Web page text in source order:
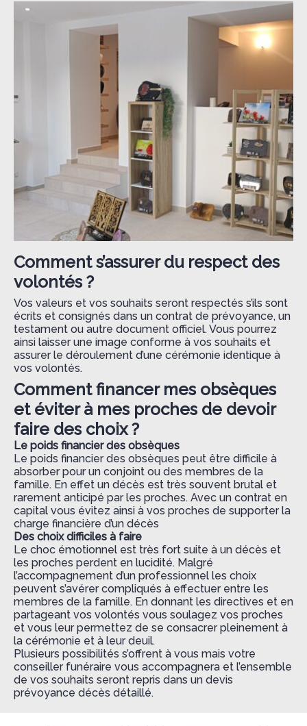
Comment s’assurer du respect des
volontés ?
Vos valeurs et vos souhaits seront respectés s’ils sont
écrits et consignés dans un contrat de prévoyance, un
testament ou autre document officiel. Vous pourrez
ainsi laisser une image conforme à vos souhaits et
assurer le déroulement d’une cérémonie identique à
vos volontés.
Comment financer mes obsèques
et éviter à mes proches de devoir
faire des choix ? ​
Le poids financier des obsèques
Le poids financier des obsèques peut être difficile à
absorber pour un conjoint ou des membres de la
famille. En effet un décès est très souvent brutal et
rarement anticipé par les proches. Avec un contrat en
capital vous évitez ainsi à vos proches de supporter la
charge financière d’un décès
Des choix difficiles à faire
Le choc émotionnel est très fort suite à un décès et
les proches perdent en lucidité. Malgré
l’accompagnement d’un professionnel les choix
peuvent s’avérer compliqués à effectuer entre les
membres de la famille. En donnant les directives et en
partageant vos volontés vous soulagez vos proches
et vous leur permettez de se consacrer pleinement à
la cérémonie et à leur deuil.
Plusieurs possibilités s’offrent à vous mais votre
conseiller funéraire vous accompagnera et l’ensemble
de vos souhaits seront repris dans un devis
prévoyance décès détaillé.